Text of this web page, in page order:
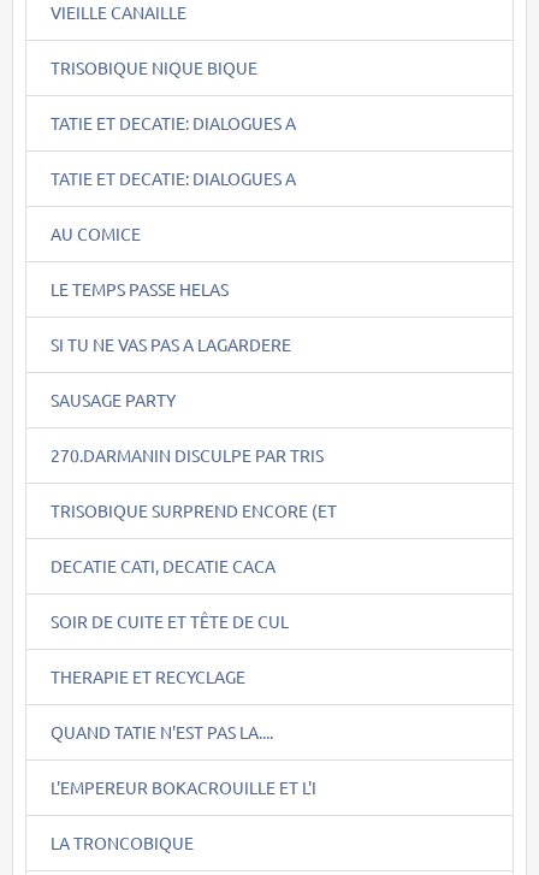
VIEILLE CANAILLE
TRISOBIQUE NIQUE BIQUE
TATIE ET DECATIE: DIALOGUES A
TATIE ET DECATIE: DIALOGUES A
AU COMICE
LE TEMPS PASSE HELAS
SI TU NE VAS PAS A LAGARDERE
SAUSAGE PARTY
270.DARMANIN DISCULPE PAR TRIS
TRISOBIQUE SURPREND ENCORE (ET
DECATIE CATI, DECATIE CACA
SOIR DE CUITE ET TÊTE DE CUL
THERAPIE ET RECYCLAGE
QUAND TATIE N'EST PAS LA....
L'EMPEREUR BOKACROUILLE ET L'I
LA TRONCOBIQUE